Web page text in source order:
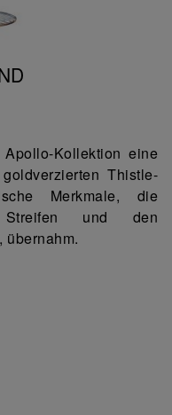
Kollektion eine
Thistle-
Merkmale, die
Streifen und den
übernahm.